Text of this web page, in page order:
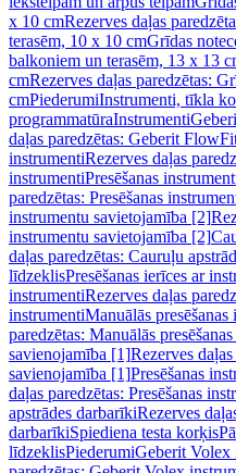
x 10 cmRezerves daļas
terasēm, 10 x 10 cmGrīdas
balkoniem un terasēm, 13 x 13
cmRezerves daļas paredzētas:
cmPiederumiInstrumenti, tīkla
programmatūraInstrumenti
daļas paredzētas: Geberit
instrumentiRezerves daļas
instrumentiPresēšanas
paredzētas: Presēšanas
instrumentu savietojamība [2]
instrumentu savietojamība [2]
daļas paredzētas: Cauruļu
līdzeklisPresēšanas ierīces ar
instrumentiRezerves daļas
instrumentiManuālās presēšanas
paredzētas: Manuālās
savienojamība [1]Rezerves
savienojamība [1]Presēšanas
daļas paredzētas: Presēšanas
apstrādes darbarīkiRezerves
darbarīkiSpiediena testa korķis
līdzeklisPiederumiGeberit Volex